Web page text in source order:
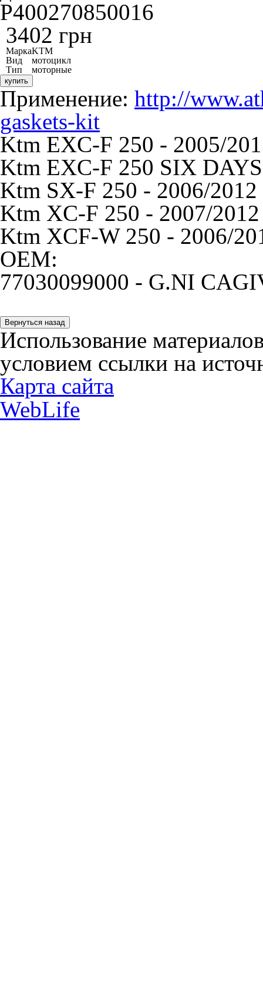
3402 грн
МаркаKTM
Вид
мотоцикл
Тип
моторные
купить
Применение: http://
gaskets-kit
Ktm EXC-F 250 - 2005/
Ktm EXC-F 250 SIX
Ktm SX-F 250 - 2006/
Ktm XC-F 250 - 2007/
Ktm XCF-W 250 - 2006/
OEM:
77030099000 - G.NI
Использование
условием ссылки на
Карта сайта
WebLife